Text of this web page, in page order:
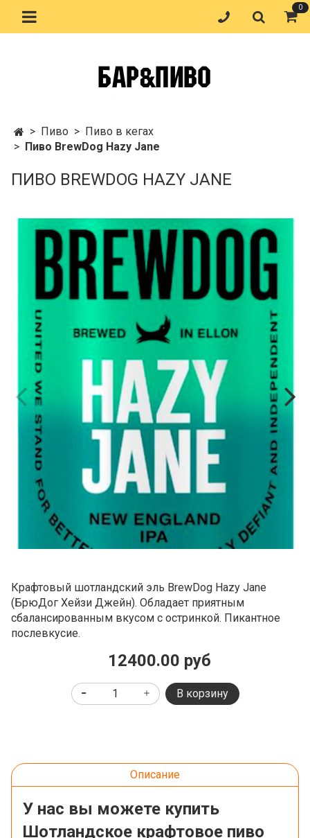
0
Пиво
Пиво в кегах
Пиво BrewDog Hazy Jane
ПИВО BREWDOG HAZY JANE
Крафтовый шотландский эль BrewDog Hazy Jane
(БрюДог Хейзи Джейн). Обладает приятным
сбалансированным вкусом с остринкой. Пикантное
послевкусие.
12400.00 руб
В корзину
Описание
У нас вы можете купить
Шотландское крафтовое пиво